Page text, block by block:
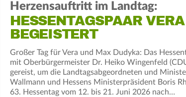
Herzensauftritt im Landtag:
HESSENTAGSPAAR
BEGEISTERT
Großer Tag für Vera und Max Dudyka: Das
mit Oberbürgermeister Dr. Heiko Wingenfeld
gereist, um die Landtagsabgeordneten und
Wallmann und Hessens Ministerpräsident Boris
63. Hessentag vom 12. bis 21. Juni 2026 nach…